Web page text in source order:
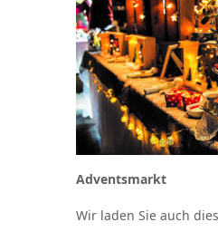
Kontakt &
Adventsmarkt
Wir laden Sie auch